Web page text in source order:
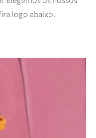
logo abaixo.